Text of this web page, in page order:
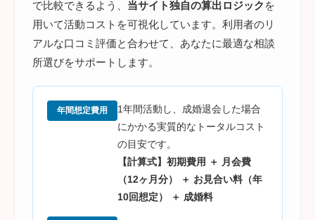
で比較できるよう、 当サイト独自の算出ロジック を
用いて活動コストを可視化しています。利用者のリ
アルな口コミ評価と合わせて、あなたに最適な相談
所選びをサポートします。
年間想定費用
1年間活動し、成婚退会した場合
にかかる実質的なトータルコスト
の目安です。
【計算式】初期費用 ＋ 月会費
（12ヶ月分） ＋ お見合い料（年
10回想定） ＋ 成婚料